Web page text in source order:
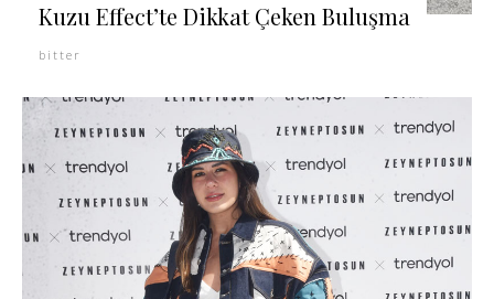
Kuzu Effect’te Dikkat Çeken Buluşma
bitter